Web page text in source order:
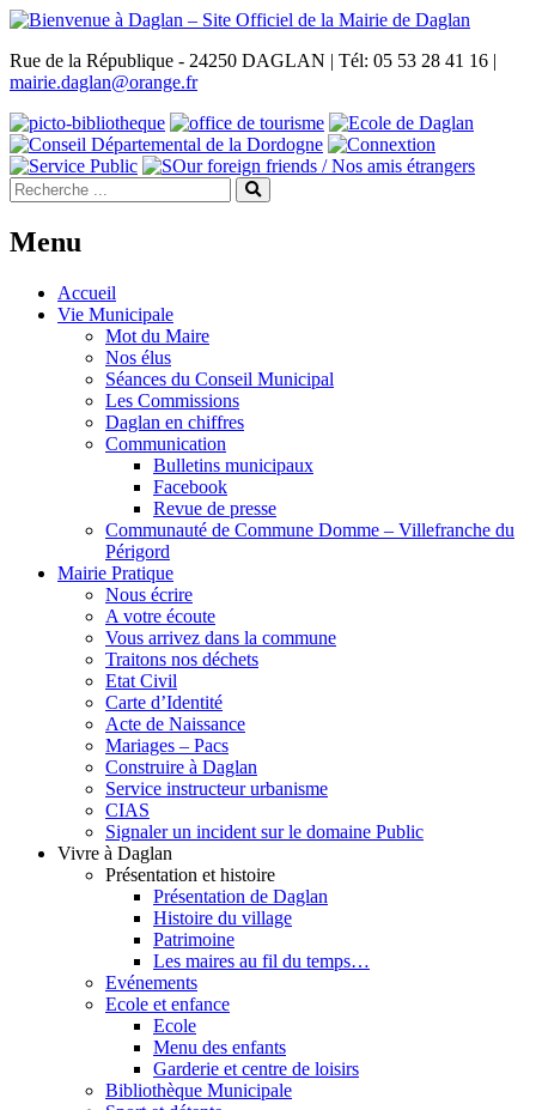
Rue de la République - 24250 DAGLAN | Tél: 05 53 28 41 16 |
mairie.daglan@orange.fr
Menu
Accueil
Vie Municipale
Mot du Maire
Nos élus
Séances du Conseil Municipal
Les Commissions
Daglan en chiffres
Communication
Bulletins municipaux
Facebook
Revue de presse
Communauté de Commune Domme – Villefranche du
Périgord
Mairie Pratique
Nous écrire
A votre écoute
Vous arrivez dans la commune
Traitons nos déchets
Etat Civil
Carte d’Identité
Acte de Naissance
Mariages – Pacs
Construire à Daglan
Service instructeur urbanisme
CIAS
Signaler un incident sur le domaine Public
Vivre à Daglan
Présentation et histoire
Présentation de Daglan
Histoire du village
Patrimoine
Les maires au fil du temps…
Evénements
Ecole et enfance
Ecole
Menu des enfants
Garderie et centre de loisirs
Bibliothèque Municipale